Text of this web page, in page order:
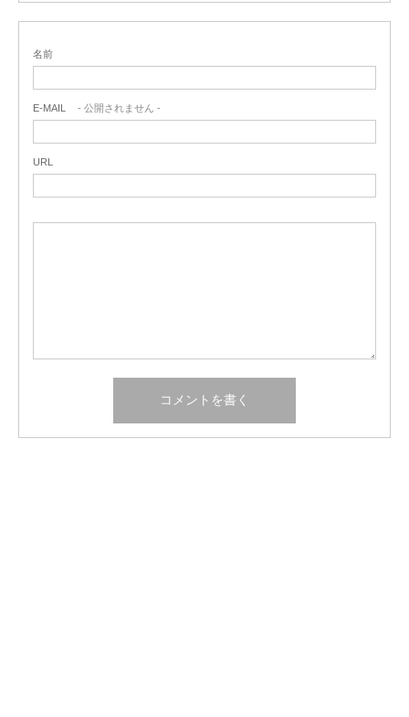
名前
E-MAIL - 公開されません -
URL